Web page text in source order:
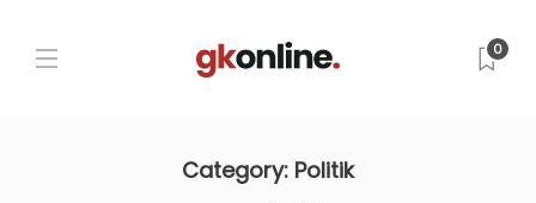
0
Category: Politik